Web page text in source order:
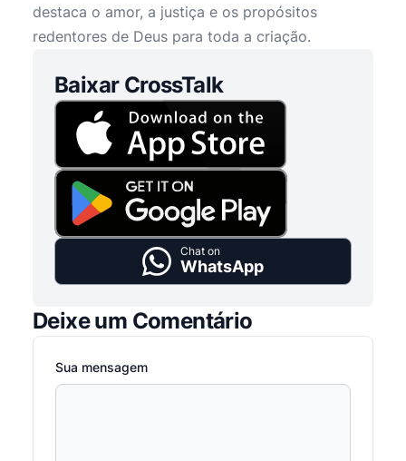
destaca o amor, a justiça e os propósitos
redentores de Deus para toda a criação.
Baixar CrossTalk
Chat on
WhatsApp
Deixe um Comentário
Sua mensagem